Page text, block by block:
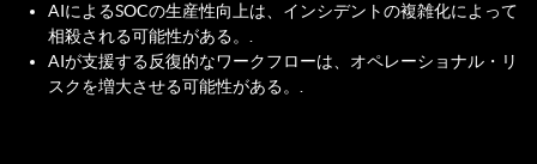
AIによるSOCの生産性向上は、インシデントの複雑化によって
相殺される可能性がある。.
AIが支援する反復的なワークフローは、オペレーショナル・リ
スクを増大させる可能性がある。.